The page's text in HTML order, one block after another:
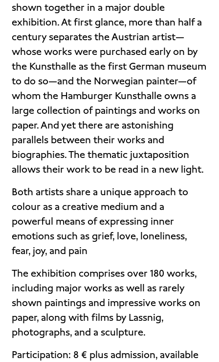
shown together in a major double
exhibition. At first glance, more than half a
century separates the Austrian artist—
whose works were purchased early on by
the Kunsthalle as the first German museum
to do so—and the Norwegian painter—of
whom the Hamburger Kunsthalle owns a
large collection of paintings and works on
paper. And yet there are astonishing
parallels between their works and
biographies. The thematic juxtaposition
allows their work to be read in a new light.
Both artists share a unique approach to
colour as a creative medium and a
powerful means of expressing inner
emotions such as grief, love, loneliness,
fear, joy, and pain
The exhibition comprises over 180 works,
including major works as well as rarely
shown paintings and impressive works on
paper, along with films by Lassnig,
photographs, and a sculpture.
Participation: 8 € plus admission, available